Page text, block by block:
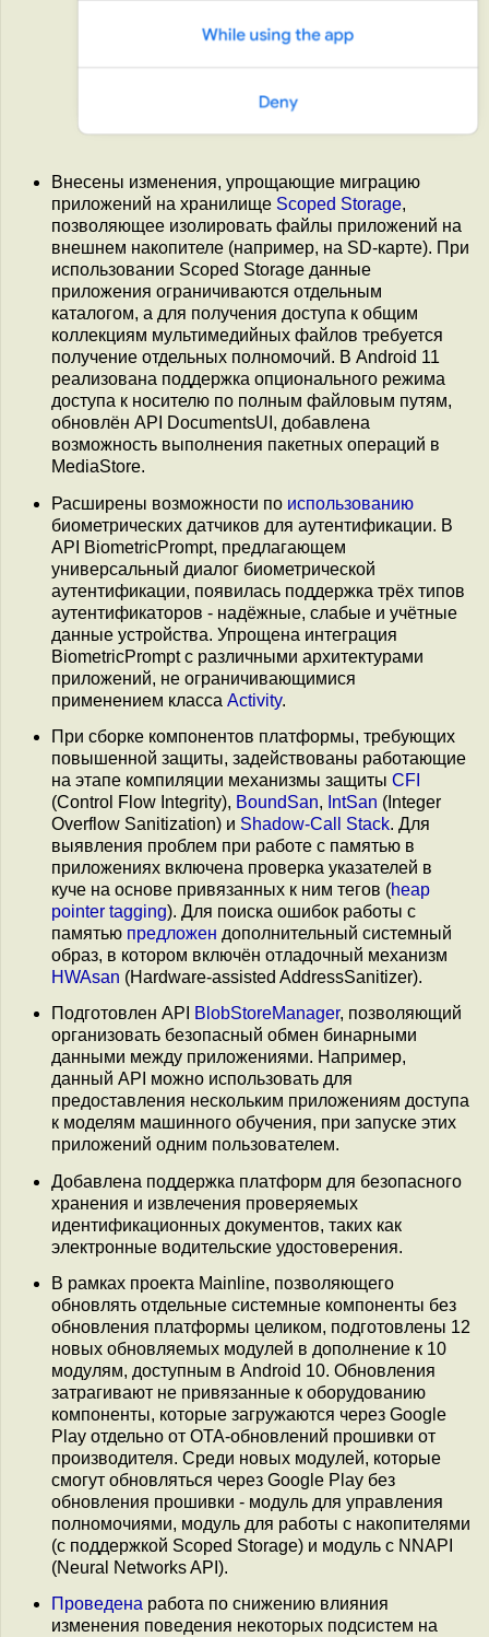
Внесены изменения, упрощающие миграцию
приложений на хранилище Scoped Storage,
позволяющее изолировать файлы приложений на
внешнем накопителе (например, на SD-карте). При
использовании Scoped Storage данные
приложения ограничиваются отдельным
каталогом, а для получения доступа к общим
коллекциям мультимедийных файлов требуется
получение отдельных полномочий. В Android 11
реализована поддержка опционального режима
доступа к носителю по полным файловым путям,
обновлён API DocumentsUI, добавлена
возможность выполнения пакетных операций в
MediaStore.
Расширены возможности по использованию
биометрических датчиков для аутентификации. В
API BiometricPrompt, предлагающем
универсальный диалог биометрической
аутентификации, появилась поддержка трёх типов
аутентификаторов - надёжные, слабые и учётные
данные устройства. Упрощена интеграция
BiometricPrompt с различными архитектурами
приложений, не ограничивающимися
применением класса Activity.
При сборке компонентов платформы, требующих
повышенной защиты, задействованы работающие
на этапе компиляции механизмы защиты CFI
(Control Flow Integrity), BoundSan, IntSan (Integer
Overflow Sanitization) и Shadow-Call Stack. Для
выявления проблем при работе с памятью в
приложениях включена проверка указателей в
куче на основе привязанных к ним тегов (heap
pointer tagging). Для поиска ошибок работы с
памятью предложен дополнительный системный
образ, в котором включён отладочный механизм
HWAsan (Hardware-assisted AddressSanitizer).
Подготовлен API
BlobStoreManager, позволяющий
организовать безопасный обмен бинарными
данными между приложениями. Например,
данный API можно использовать для
предоставления нескольким приложениям доступа
к моделям машинного обучения, при запуске этих
приложений одним пользователем.
Добавлена поддержка платформ для безопасного
хранения и извлечения проверяемых
идентификационных документов, таких как
электронные водительские удостоверения.
В рамках проекта Mainline, позволяющего
обновлять отдельные системные компоненты без
обновления платформы целиком, подготовлены 12
новых обновляемых модулей в дополнение к 10
модулям, доступным в Android 10. Обновления
затрагивают не привязанные к оборудованию
компоненты, которые загружаются через Google
Play отдельно от OTA-обновлений прошивки от
производителя. Среди новых модулей, которые
смогут обновляться через Google Play без
обновления прошивки - модуль для управления
полномочиями, модуль для работы с накопителями
(с поддержкой Scoped Storage) и модуль с NNAPI
(Neural Networks API).
Проведена работа по снижению влияния
изменения поведения некоторых подсистем на